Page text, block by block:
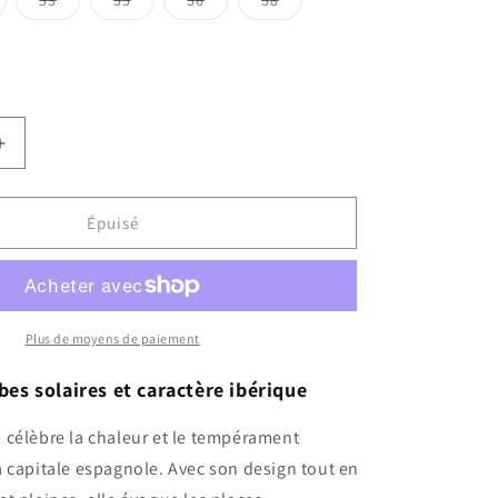
épuisée épuisée épuisée épuisée
Augmenter
Épuisé
Plus de moyens de paiement
solaires et caractère ibérique
célèbre la chaleur et le tempérament
espagnole. Avec son design tout en